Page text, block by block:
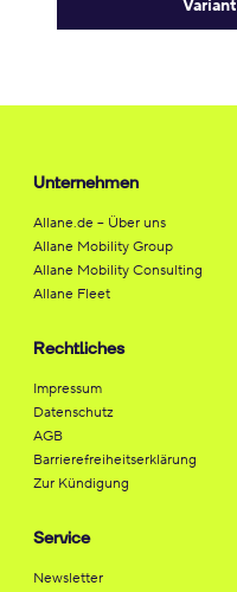
Unternehmen
Allane.de – Über uns
Allane Mobility Group
Allane Mobility Consulting
Allane Fleet
Rechtliches
Impressum
Datenschutz
AGB
Barrierefreiheitserklärung
Zur Kündigung
Service
Newsletter